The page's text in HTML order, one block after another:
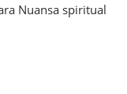
Nuansa spiritual